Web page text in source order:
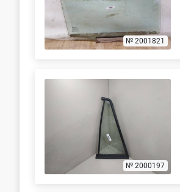
№ 2001821
№ 2000197